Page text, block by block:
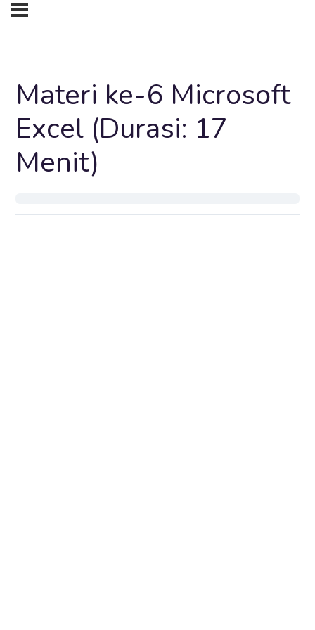
Materi ke-6 Microsoft
Excel (Durasi: 17
Menit)